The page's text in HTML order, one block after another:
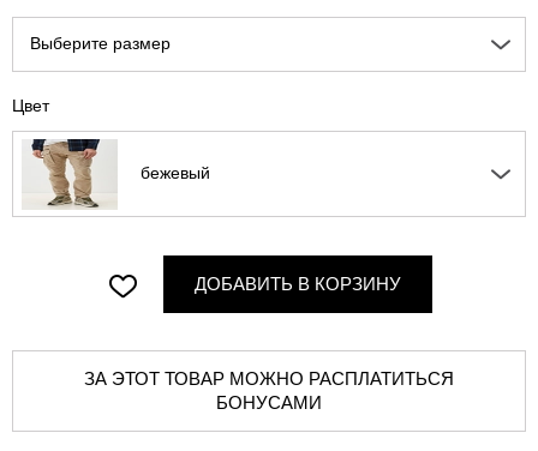
Выберите размер
Цвет
бежевый
ДОБАВИТЬ В КОРЗИНУ
ЗА ЭТОТ ТОВАР МОЖНО РАСПЛАТИТЬСЯ
БОНУСАМИ